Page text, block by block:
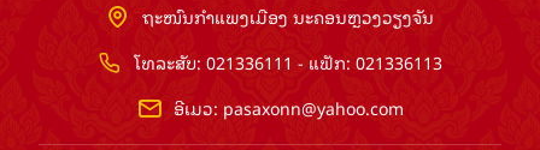
ຖະໜົນກຳແພງເມືອງ ນະຄອນຫຼວງວຽງຈັນ
ໂທລະສັບ: 021336111 - ແຟັກ: 021336113
ອີເມວ: pasaxonn@yahoo.com